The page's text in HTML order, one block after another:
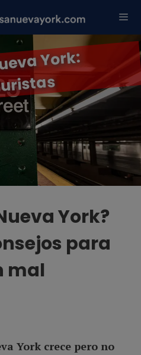
York:
York?
para
mal
York crece pero no